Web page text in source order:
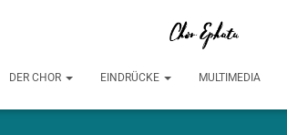
DER CHOR EINDRÜCKE MULTIMEDIA